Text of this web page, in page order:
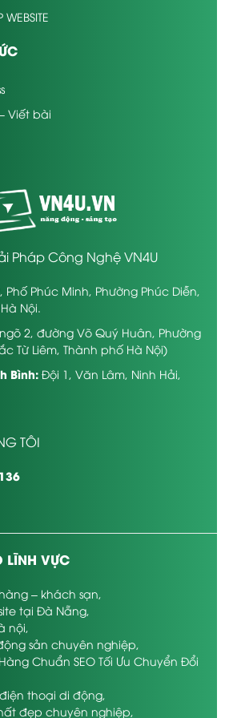
Viết bài
Pháp Công Nghệ VN4U
Phố Phúc Minh, Phường Phúc Diễn,
Nội.
2, đường Võ Quý Huân, Phường
Từ Liêm, Thành phố Hà Nội)
Bình: Đội 1, Văn Lâm, Ninh Hải,
TÔI
LĨNH VỰC
– khách sạn,
tại Đà Nẵng,
nội,
sản chuyên nghiệp,
Chuẩn SEO Tối Ưu Chuyển Đổi
thoại di động,
đẹp chuyên nghiệp,